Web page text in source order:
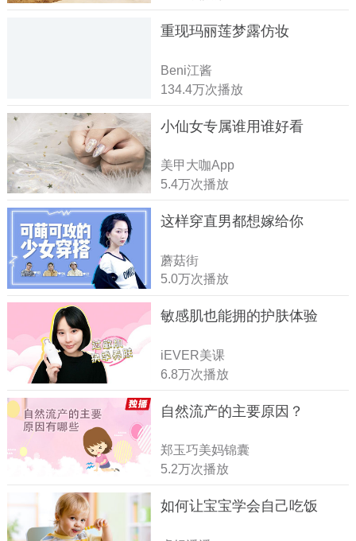
重现玛丽莲梦露仿妆
Beni江酱
134.4万次播放
小仙女专属谁用谁好看
美甲大咖App
5.4万次播放
这样穿直男都想嫁给你
蘑菇街
5.0万次播放
敏感肌也能拥的护肤体验
iEVER美课
6.8万次播放
自然流产的主要原因？
郑玉巧美妈锦囊
5.2万次播放
如何让宝宝学会自己吃饭